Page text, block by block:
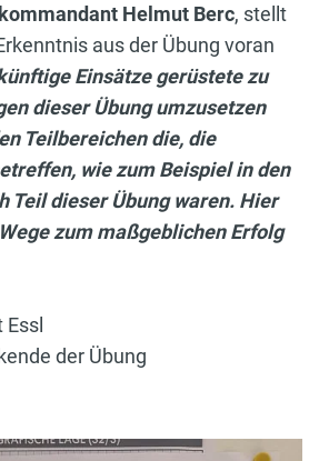
Helmut Berc, stellt
aus der Übung voran
Einsätze gerüstete zu
dieser Übung umzusetzen
Teilbereichen die, die
wie zum Beispiel in den
Teil dieser Übung waren. Hier
zum maßgeblichen Erfolg
Essl
der Übung